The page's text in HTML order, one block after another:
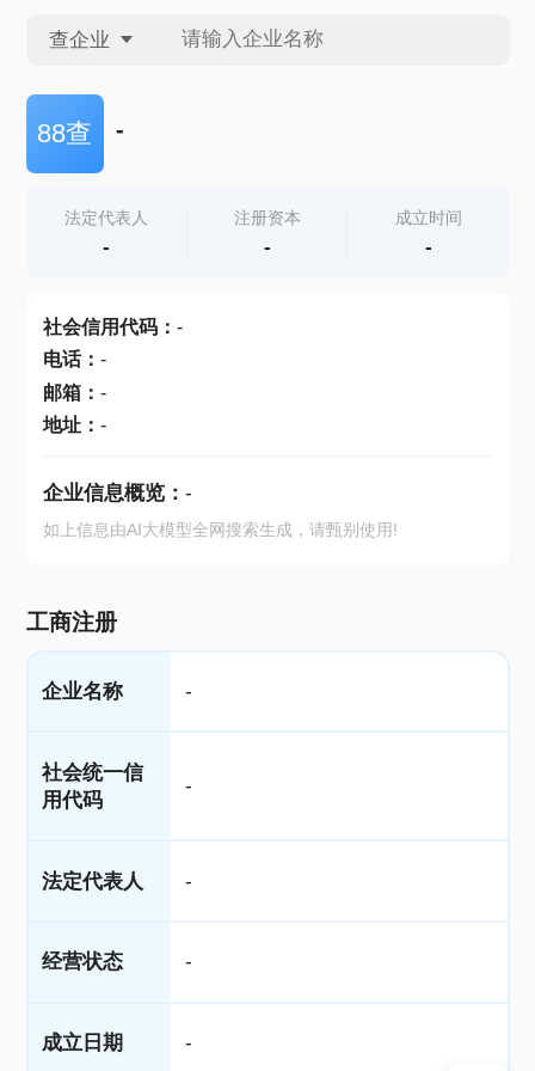
查企业
查企业
查产地
88查 -
法定代表人
-
注册资本
-
成立时间
-
社会信用代码： -
电话： -
邮箱： -
地址： -
企业信息概览： -
如上信息由AI大模型全网搜索生成，请甄别使用!
工商注册
企业名称 -
社会统一信
用代码
-
法定代表人 -
经营状态 -
成立日期 -